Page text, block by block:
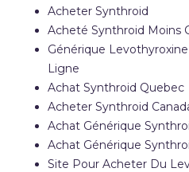
Acheter Synthroid
Acheté Synthroid Moins
Générique
Ligne
Achat Synthroid Quebec
Acheter Synthroid
Achat Générique
Achat Générique
Site Pour Acheter Du